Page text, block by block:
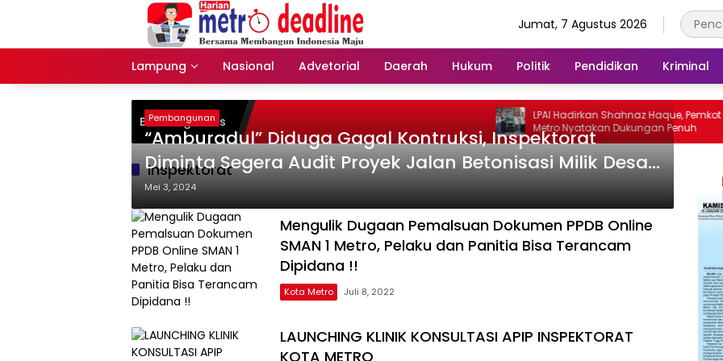
Jumat, 7 Agustus 2026
Lampung Nasional Advetorial Daerah Hukum Politik Pendidikan Kriminal
Breaking News
LPAI Hadirkan Shahnaz Haque, Pemkot
Metro Nyatakan Dukungan Penuh
Inspektorat
Pembangunan
“Amburadul” Diduga Gagal Kontruksi, Inspektorat
Diminta Segera Audit Proyek Jalan Betonisasi Milik Desa
Cisereh Tigaraksa.
Mei 3, 2024
Mengulik Dugaan Pemalsuan Dokumen PPDB Online
SMAN 1 Metro, Pelaku dan Panitia Bisa Terancam
Dipidana !!
Kota Metro Juli 8, 2022
LAUNCHING KLINIK KONSULTASI APIP INSPEKTORAT
KOTA METRO